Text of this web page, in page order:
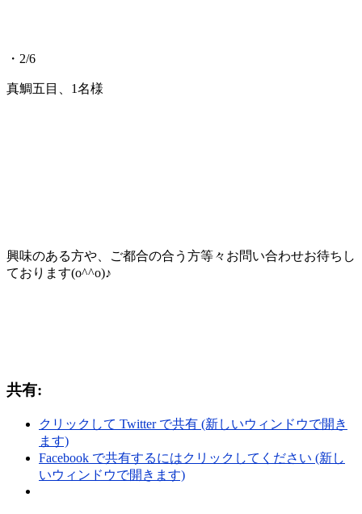
・2/6
真鯛五目、1名様
興味のある方や、ご都合の合う方等々お問い合わせお待ちし
ております(o^^o)♪
共有:
クリックして Twitter で共有 (新しいウィンドウで開き
ます)
Facebook で共有するにはクリックしてください (新し
いウィンドウで開きます)